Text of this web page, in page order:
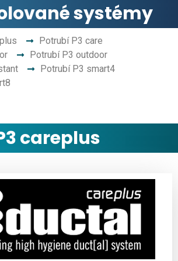
systémy
Potrubí P3 care
Potrubí P3 outdoor
Potrubí P3 smart4
careplus